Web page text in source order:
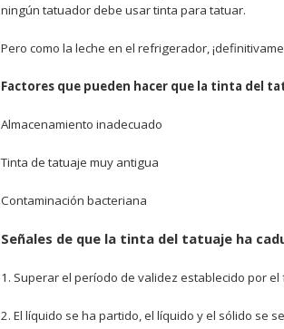
ningún tatuador debe usar tinta para tatuar.
Pero como la leche en el refrigerador,
Factores que pueden hacer que la tinta del
Almacenamiento inadecuado
Tinta de tatuaje muy antigua
Contaminación bacteriana
Señales de que la tinta del tatuaje ha
1. Superar el período de validez establecido por el
2. El líquido se ha partido, el líquido y el sólido se